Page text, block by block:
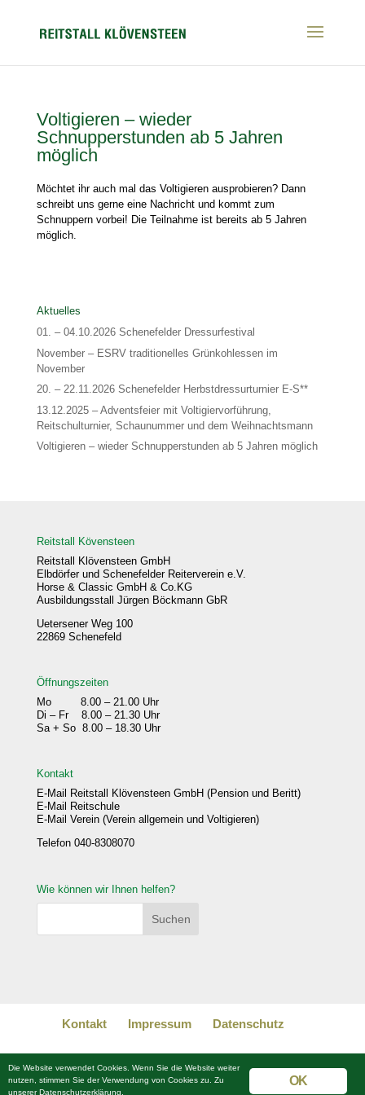
Voltigieren – wieder
Schnupperstunden ab 5 Jahren
möglich
Möchtet ihr auch mal das Voltigieren ausprobieren? Dann
schreibt uns gerne eine Nachricht und kommt zum
Schnuppern vorbei! Die Teilnahme ist bereits ab 5 Jahren
möglich.
Aktuelles
01. – 04.10.2026 Schenefelder Dressurfestival
November – ESRV traditionelles Grünkohlessen im
November
20. – 22.11.2026 Schenefelder Herbstdressurturnier E-S**
13.12.2025 – Adventsfeier mit Voltigiervorführung,
Reitschulturnier, Schaunummer und dem Weihnachtsmann
Voltigieren – wieder Schnupperstunden ab 5 Jahren möglich
Reitstall Kövensteen
Reitstall Klövensteen GmbH
Elbdörfer und Schenefelder Reiterverein e.V.
Horse & Classic GmbH & Co.KG
Ausbildungsstall Jürgen Böckmann GbR
Uetersener Weg 100
22869 Schenefeld
Öffnungszeiten
Mo 8.00 – 21.00 Uhr
Di – Fr 8.00 – 21.30 Uhr
Sa + So 8.00 – 18.30 Uhr
Kontakt
E-Mail Reitstall Klövensteen GmbH (Pension und Beritt)
E-Mail Reitschule
E-Mail Verein (Verein allgemein und Voltigieren)
Telefon 040-8308070
Wie können wir Ihnen helfen?
Kontakt Impressum Datenschutz
© Copyright Reitstall Klövensteen OK
Die Website verwendet Cookies. Wenn Sie die Website weiter
nutzen, stimmen Sie der Verwendung von Cookies zu. Zu
unserer Datenschutzerklärung.